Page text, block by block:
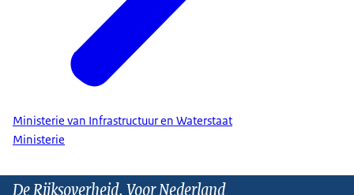
Ministerie van Infrastructuur en Waterstaat
Ministerie
De Rijksoverheid. Voor Nederland